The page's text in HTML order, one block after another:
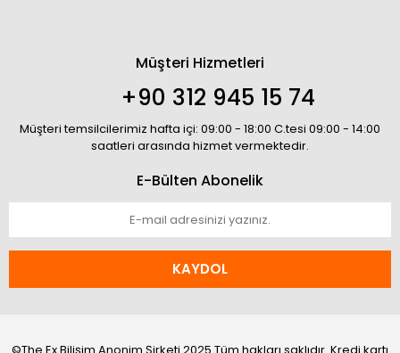
Müşteri Hizmetleri
+90 312 945 15 74
Müşteri temsilcilerimiz hafta içi: 09:00 - 18:00 C.tesi 09:00 - 14:00
saatleri arasında hizmet vermektedir.
E-Bülten Abonelik
KAYDOL